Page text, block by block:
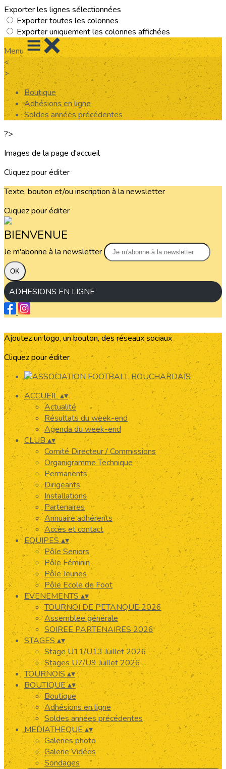
Exporter les lignes sélectionnées
Exporter toutes les colonnes
Exporter uniquement les colonnes affichées
Menu
<
>
Boutique
Adhésions en ligne
Soldes années précédentes
?>
Images de la page d'accueil
Cliquez pour éditer
Texte, bouton et/ou inscription à la newsletter
Cliquez pour éditer
BIENVENUE
Je m'abonne à la newsletter
OK
ADHESIONS EN LIGNE
Ajoutez un logo, un bouton, des réseaux sociaux
Cliquez pour éditer
ACCUEIL▴▾
Actualité
Résultats du week-end
Agenda du week-end
CLUB▴▾
Comité Directeur / Commissions
Organigramme Technique
Permanents
Dirigeants
Installations
Partenaires
Annuaire adhérents
Accès et contact
EQUIPES▴▾
Pôle Seniors
Pôle Féminin
Pôle Jeunes
Pôle Ecole de Foot
EVENEMENTS▴▾
TOURNOI DE PETANQUE 2026
Assemblée générale
SOIREE PARTENAIRES 2026
STAGES ▴▾
Stage U11/U13 Juillet 2026
Stages U7/U9 Juillet 2026
TOURNOIS▴▾
BOUTIQUE▴▾
Boutique
Adhésions en ligne
Soldes années précédentes
MEDIATHEQUE▴▾
Galeries photo
Galerie Vidéos
Sondages